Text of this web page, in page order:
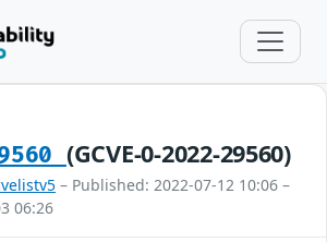
(GCVE-0-2022-29560)
– Published: 2022-07-12 10:06 –
06:26